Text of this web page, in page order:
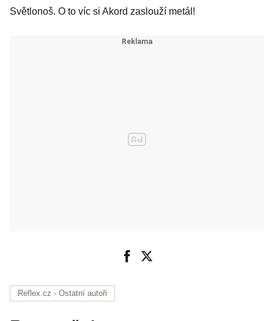
Světlonoš. O to víc si Akord zaslouží metál!
Reflex.cz - Ostatní autoři